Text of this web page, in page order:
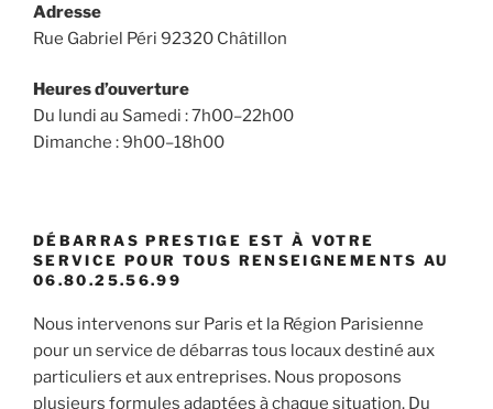
Adresse
Rue Gabriel Péri 92320 Châtillon
Heures d’ouverture
Du lundi au Samedi : 7h00–22h00
Dimanche : 9h00–18h00
DÉBARRAS PRESTIGE EST À VOTRE
SERVICE POUR TOUS RENSEIGNEMENTS AU
06.80.25.56.99
Nous intervenons sur Paris et la Région Parisienne
pour un service de débarras tous locaux destiné aux
particuliers et aux entreprises. Nous proposons
plusieurs formules adaptées à chaque situation. Du